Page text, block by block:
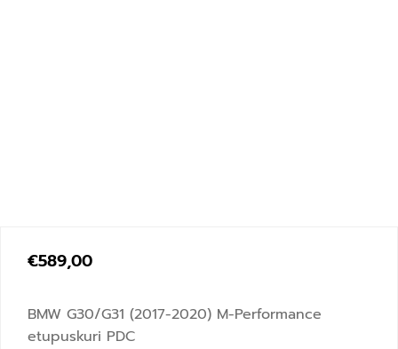
€589,00
BMW G30/G31 (2017-2020) M-Performance
etupuskuri PDC